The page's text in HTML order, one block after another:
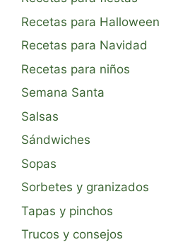
Recetas para Halloween
Recetas para Navidad
Recetas para niños
Semana Santa
Salsas
Sándwiches
Sopas
Sorbetes y granizados
Tapas y pinchos
Trucos y consejos